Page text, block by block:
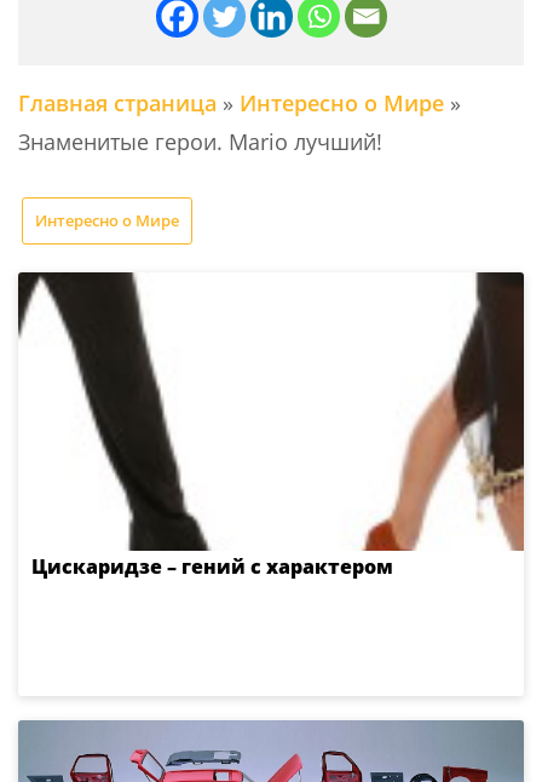
Главная страница » Интересно о Мире »
Знаменитые герои. Mario лучший!
Интересно о Мире
Цискаридзе – гений с характером